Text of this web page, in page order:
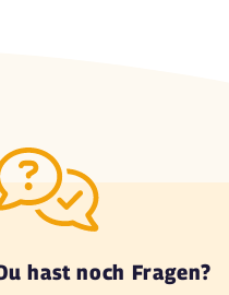
hast noch Fragen?